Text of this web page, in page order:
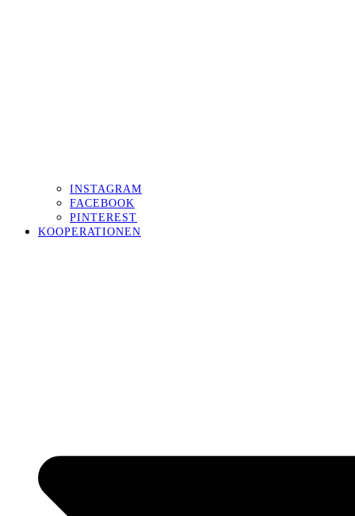
INSTAGRAM
FACEBOOK
PINTEREST
KOOPERATIONEN